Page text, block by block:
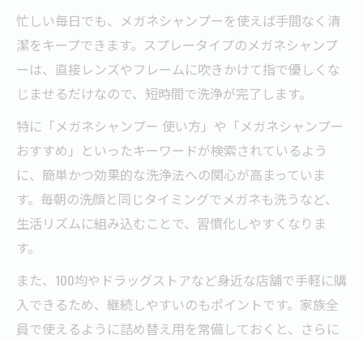
忙しい毎日でも、メガネシャンプーを使えば手間なく清
潔をキープできます。スプレータイプのメガネシャンプ
ーは、直接レンズやフレームに吹きかけて指で優しくな
じませるだけなので、短時間で洗浄が完了します。
特に「メガネシャンプー 使い方」や「メガネシャンプー
おすすめ」といったキーワードが検索されているよう
に、簡単かつ効果的な洗浄法への関心が高まっていま
す。毎朝の洗顔と同じタイミングでメガネも洗うなど、
生活リズムに組み込むことで、習慣化しやすくなりま
す。
また、100均やドラッグストアなど身近な店舗で手軽に購
入できるため、継続しやすいのもポイントです。家族全
員で使えるように詰め替え用を常備しておくと、さらに